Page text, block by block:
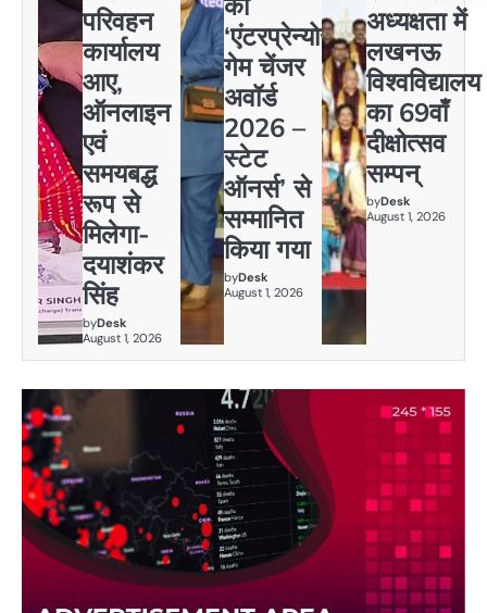
परिवहन
कार्यालय
आए,
ऑनलाइन
एवं
समयबद्ध
रूप से
मिलेगा-
दयाशंकर
सिंह
byDesk
August 1, 2026
‘एंटरप्रेन्योर
गेम चेंजर
अवॉर्ड
2026 –
स्टेट
ऑनर्स’ से
सम्मानित
किया गया
byDesk
August 1, 2026
अध्यक्षता में
लखनऊ
विश्वविद्यालय
का 69वाँ
दीक्षोत्सव
सम्पन्
byDesk
August 1, 2026